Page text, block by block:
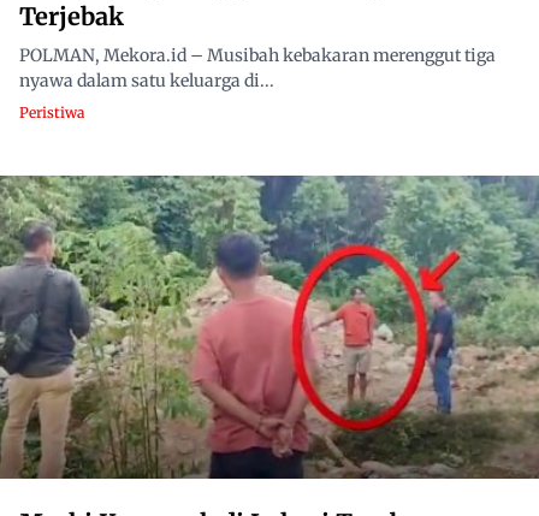
Terjebak
POLMAN, Mekora.id – Musibah kebakaran merenggut tiga
nyawa dalam satu keluarga di...
Peristiwa